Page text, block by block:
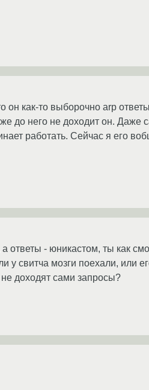
как-то выборочно arp ответы
до него не доходит он. Даже
работать. Сейчас я его
ответы - юникастом, ты как
у свитча мозги поехали, или
доходят сами запросы?